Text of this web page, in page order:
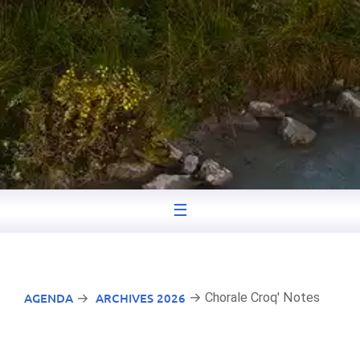
☰
AGENDA → ARCHIVES 2026 → Chorale Croq' Notes